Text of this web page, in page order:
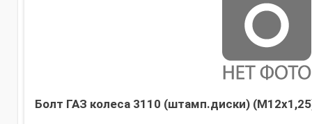
Болт ГАЗ колеса 3110 (штамп.диски)